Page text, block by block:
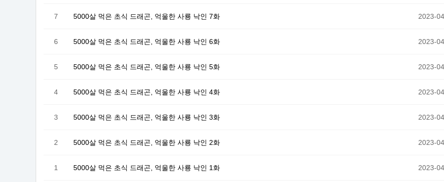
7 5000살 먹은 초식 드래곤, 억울한 사룡 낙인 7화 2023-
6 5000살 먹은 초식 드래곤, 억울한 사룡 낙인 6화 2023-
5 5000살 먹은 초식 드래곤, 억울한 사룡 낙인 5화 2023-
4 5000살 먹은 초식 드래곤, 억울한 사룡 낙인 4화 2023-
3 5000살 먹은 초식 드래곤, 억울한 사룡 낙인 3화 2023-
2 5000살 먹은 초식 드래곤, 억울한 사룡 낙인 2화 2023-
1 5000살 먹은 초식 드래곤, 억울한 사룡 낙인 1화 2023-